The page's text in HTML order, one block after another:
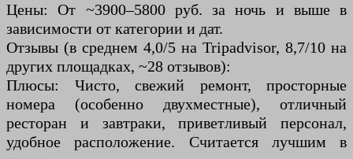
Цены: От ~3900–5800 руб. за ночь и выше в
зависимости от категории и дат.
Отзывы (в среднем 4,0/5 на Tripadvisor, 8,7/10 на
других площадках, ~28 отзывов):
Плюсы: Чисто, свежий ремонт, просторные
номера (особенно двухместные), отличный
ресторан и завтраки, приветливый персонал,
удобное расположение. Считается лучшим в